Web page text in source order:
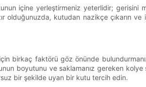
içine yerleştirmeniz yeterlidir; gerisini
olduğunuzda, kutudan nazikçe çıkarın
birkaç faktörü göz önünde
boyutunu ve saklamanız gereken
bir şekilde uyan bir kutu tercih edin.